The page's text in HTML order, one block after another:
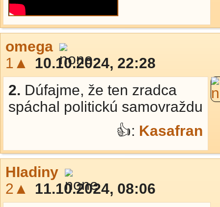
omega
1▲
10.10.2024, 22:28
2. Dúfajme, že ten zradca
spáchal politickú samovraždu
👍: Kasafran
HIadiny
2▲
11.10.2024, 08:06